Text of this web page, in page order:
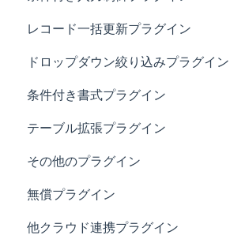
アップデート情報
設定方法や仕様について知りたい時
アップデート情報
あれ？不具合かなと思った時は？
設定方法や仕様について知りたい時
アップデート情報
レコード一括更新プラグイン
あれ？不具合かなと思った時は？
設定方法や仕様について知りたい時
アップデート情報
ドロップダウン絞り込みプラグイン
設定方法や仕様について知りたい時
アップデート情報
条件付き書式プラグイン
設定方法や仕様について知りたい時
アップデート情報
テーブル拡張プラグイン
あれ？不具合かなと思った時は？
設定方法や仕様について知りたい時
その他のプラグイン
テーブル行列変換プラグイン
テーブルフィールドコピープラグイ
無償プラグイン
PDFプレビュープラグイン
他クラウド連携プラグイン